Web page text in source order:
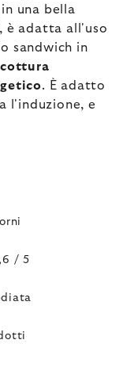
una bella
è adatta all'uso
sandwich in
. È adatto
l'induzione, e
/ 5